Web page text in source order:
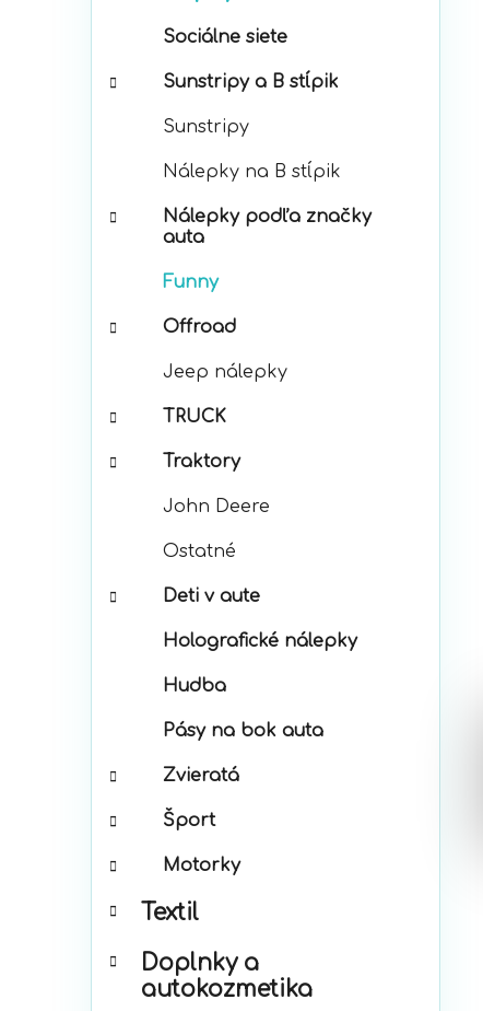
Sociálne siete
Sunstripy a B stĺpik
Sunstripy
Nálepky na B stĺpik
Nálepky podľa značky
auta
Funny
Offroad
Jeep nálepky
TRUCK
Traktory
John Deere
Ostatné
Deti v aute
Holografické nálepky
Hudba
Pásy na bok auta
Zvieratá
Šport
Motorky
Textil
Doplnky a
autokozmetika